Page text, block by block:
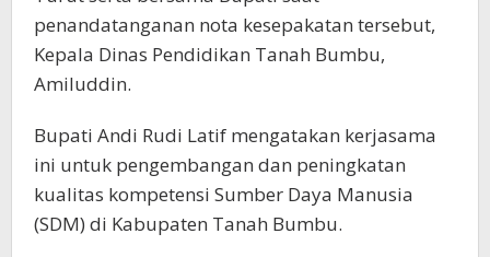
penandatanganan nota kesepakatan tersebut,
Kepala Dinas Pendidikan Tanah Bumbu,
Amiluddin.
Bupati Andi Rudi Latif mengatakan kerjasama
ini untuk pengembangan dan peningkatan
kualitas kompetensi Sumber Daya Manusia
(SDM) di Kabupaten Tanah Bumbu.